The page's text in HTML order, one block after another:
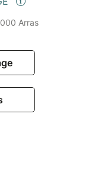
Arras